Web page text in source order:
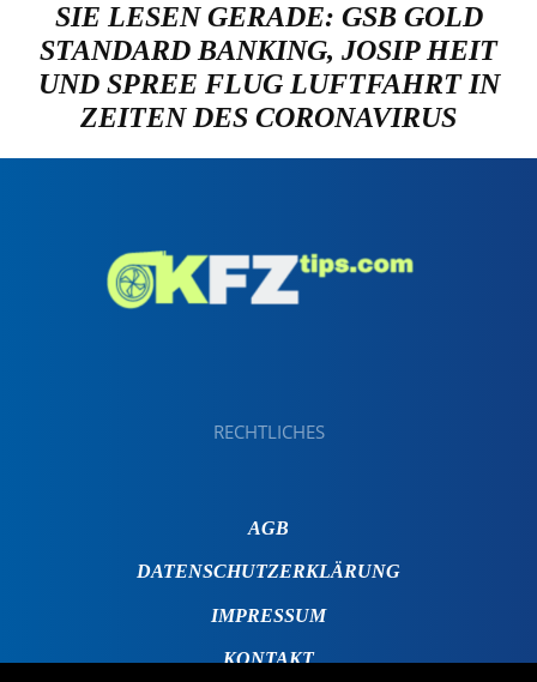
SIE LESEN GERADE: GSB GOLD
STANDARD BANKING, JOSIP HEIT
UND SPREE FLUG LUFTFAHRT IN
ZEITEN DES CORONAVIRUS
RECHTLICHES
AGB
DATENSCHUTZERKLÄRUNG
IMPRESSUM
KONTAKT